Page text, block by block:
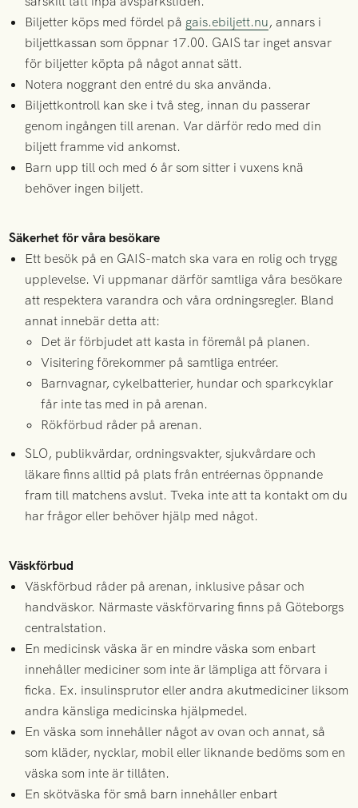
Biljetter köps med fördel på gais.ebiljett.nu, annars i
biljettkassan som öppnar 17.00. GAIS tar inget ansvar
för biljetter köpta på något annat sätt.
Notera noggrant den entré du ska använda.
Biljettkontroll kan ske i två steg, innan du passerar
genom ingången till arenan. Var därför redo med din
biljett framme vid ankomst.
Barn upp till och med 6 år som sitter i vuxens knä
behöver ingen biljett.
Säkerhet för våra besökare
Ett besök på en GAIS-match ska vara en rolig och trygg
upplevelse. Vi uppmanar därför samtliga våra besökare
att respektera varandra och våra ordningsregler. Bland
annat innebär detta att:
Det är förbjudet att kasta in föremål på planen.
Visitering förekommer på samtliga entréer.
Barnvagnar, cykelbatterier, hundar och sparkcyklar
får inte tas med in på arenan.
Rökförbud råder på arenan.
SLO, publikvärdar, ordningsvakter, sjukvårdare och
läkare finns alltid på plats från entréernas öppnande
fram till matchens avslut. Tveka inte att ta kontakt om du
har frågor eller behöver hjälp med något.
Väskförbud
Väskförbud råder på arenan, inklusive påsar och
handväskor. Närmaste väskförvaring finns på Göteborgs
centralstation.
En medicinsk väska är en mindre väska som enbart
innehåller mediciner som inte är lämpliga att förvara i
ficka. Ex. insulinsprutor eller andra akutmediciner liksom
andra känsliga medicinska hjälpmedel.
En väska som innehåller något av ovan och annat, så
som kläder, nycklar, mobil eller liknande bedöms som en
väska som inte är tillåten.
En skötväska för små barn innehåller enbart